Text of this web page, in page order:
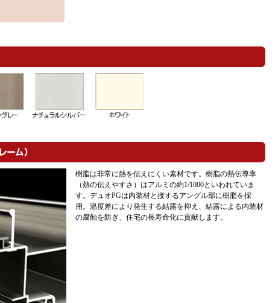
樹脂は非常に熱を伝えにくい素材です。樹脂の熱伝導率
（熱の伝えやすさ）はアルミの約1/1000といわれていま
す。デュオPGは内装材と接するアングル部に樹脂を採
用。温度差により発生する結露を抑え、結露による内装材
の腐蝕を防ぎ、住宅の長寿命化に貢献します。